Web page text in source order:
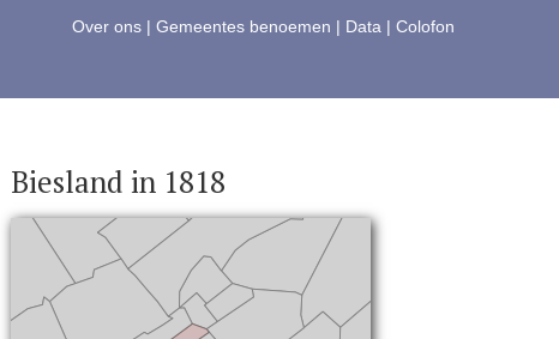
Over ons | Gemeentes benoemen | Data | Colofon
Biesland in 1818